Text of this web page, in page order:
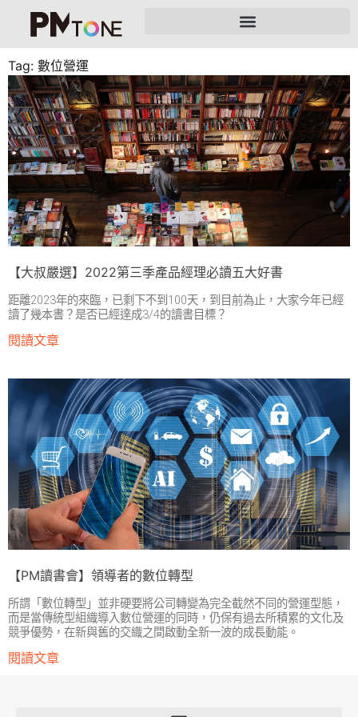
Tag: 數位營運
【大叔嚴選】2022第三季產品經理必讀五大好書
距離2023年的來臨，已剩下不到100天，到目前為止，大家今年已經
讀了幾本書？是否已經達成3/4的讀書目標？
閱讀文章
【PM讀書會】領導者的數位轉型
所謂「數位轉型」並非硬要將公司轉變為完全截然不同的營運型態，
而是當傳統型組織導入數位營運的同時，仍保有過去所積累的文化及
競爭優勢，在新與舊的交織之間啟動全新一波的成長動能。
閱讀文章